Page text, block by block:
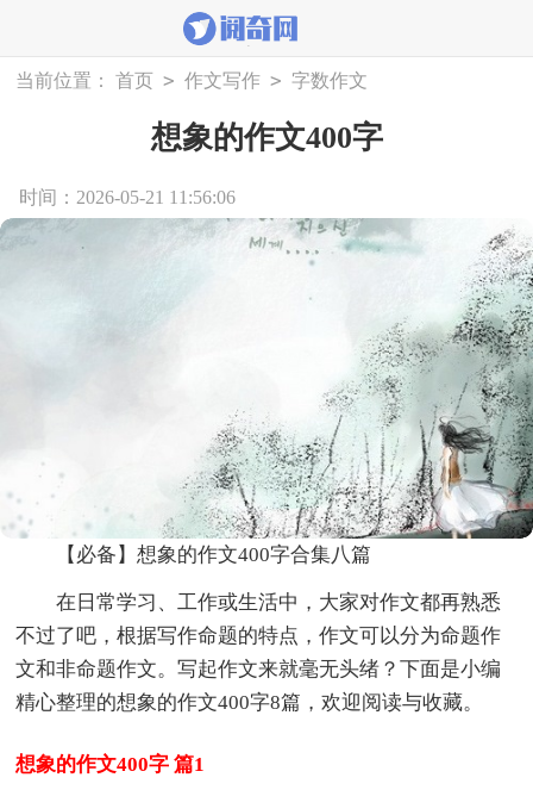
当前位置： 首页 > 作文写作 > 字数作文
想象的作文400字
时间：2026-05-21 11:56:06
【必备】想象的作文400字合集八篇
在日常学习、工作或生活中，大家对作文都再熟悉
不过了吧，根据写作命题的特点，作文可以分为命题作
文和非命题作文。写起作文来就毫无头绪？下面是小编
精心整理的想象的作文400字8篇，欢迎阅读与收藏。
想象的作文400字 篇1